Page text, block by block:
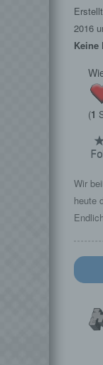
2016
Keine
(1
★
Wir
heute